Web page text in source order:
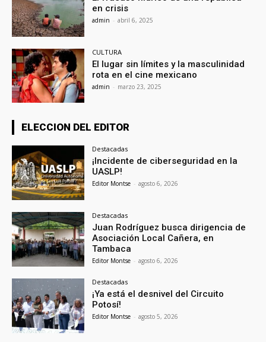
en crisis
admin - abril 6, 2025
CULTURA
El lugar sin límites y la masculinidad
rota en el cine mexicano
admin - marzo 23, 2025
ELECCION DEL EDITOR
Destacadas
¡Incidente de ciberseguridad en la
UASLP!
Editor Montse - agosto 6, 2026
Destacadas
Juan Rodríguez busca dirigencia de
Asociación Local Cañera, en
Tambaca
Editor Montse - agosto 6, 2026
Destacadas
¡Ya está el desnivel del Circuito
Potosí!
Editor Montse - agosto 5, 2026